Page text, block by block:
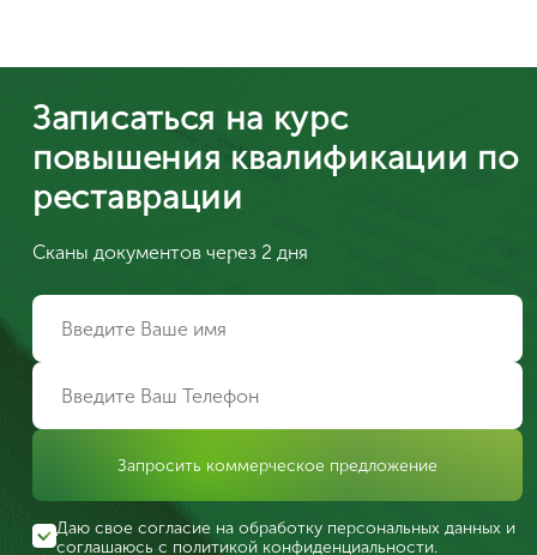
Записаться на курс
повышения квалификации по
реставрации
Сканы документов через 2 дня
Запросить коммерческое предложение
Даю свое согласие на обработку персональных данных и
соглашаюсь с политикой конфиденциальности.